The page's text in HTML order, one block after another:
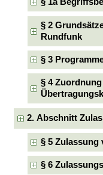
§ 1a
§ 2
Rundfunk
§ 3
§ 4
2. Abschnitt
§ 5 Zulassung
§ 6